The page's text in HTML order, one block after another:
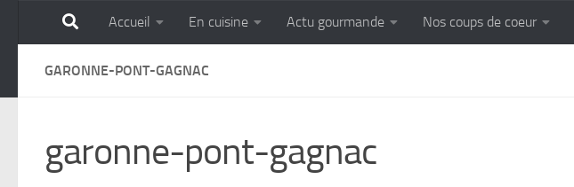
Skip to content
GOURMANDISE SANS FRONTIERES
Accueil En cuisine Actu gourmande Nos coups de coeur
GARONNE-PONT-GAGNAC
garonne-pont-gagnac